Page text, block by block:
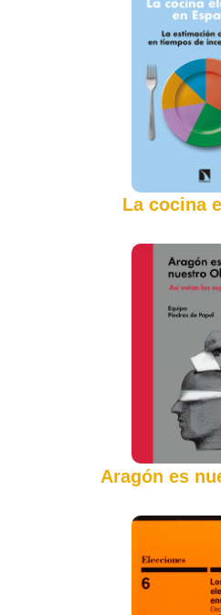
La cocina
Aragón es